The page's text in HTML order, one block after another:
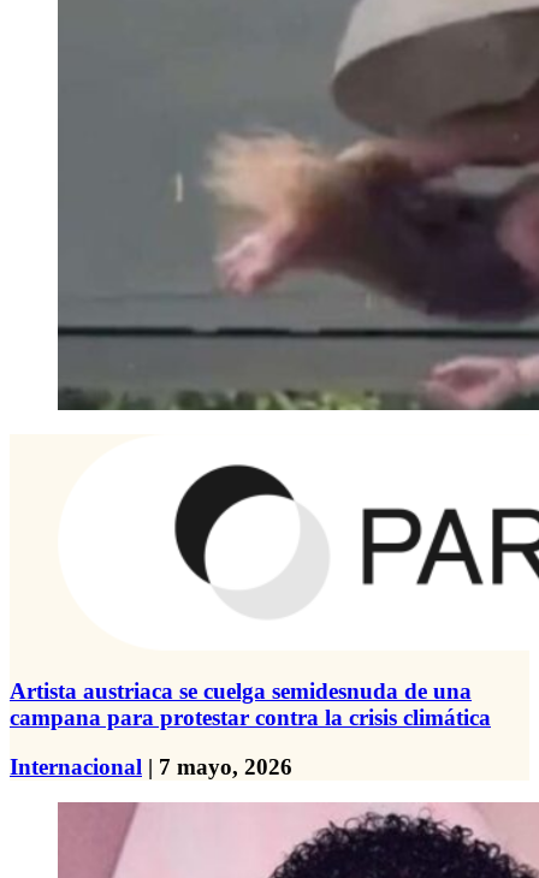
Artista austriaca se cuelga semidesnuda de una
campana para protestar contra la crisis climática
Internacional | 7 mayo, 2026